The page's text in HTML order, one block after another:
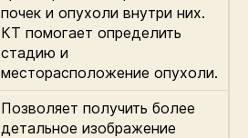
почек и опухоли внутри них.
КТ помогает определить
стадию и
месторасположение опухоли.
Позволяет получить более
детальное изображение